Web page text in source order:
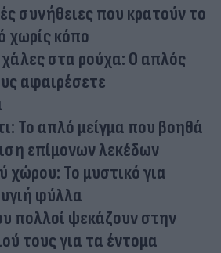
συνήθειες που κρατούν το
χωρίς κόπο
στα ρούχα: Ο απλός
αφαιρέσετε
Το απλό μείγμα που βοηθά
επίμονων λεκέδων
χώρου: Το μυστικό για
φύλλα
πολλοί ψεκάζουν στην
τους για τα έντομα